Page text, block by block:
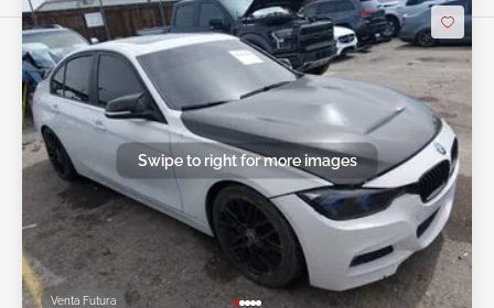
Venta Futura
Swipe to right for more images